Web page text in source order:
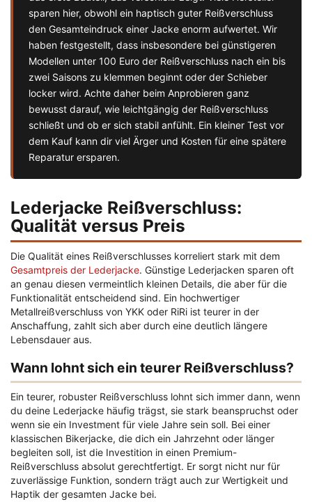
sparen hier, obwohl ein haptisch guter Reißverschluss
den Gesamteindruck einer Jacke enorm aufwertet. Wir
haben festgestellt, dass insbesondere bei günstigeren
Modellen unter 100 Euro der Reißverschluss nach ein bis
zwei Saisons zu klemmen beginnt oder der Schieber
locker wird. Achte daher beim Anprobieren ganz
bewusst darauf, wie leichtgängig der Reißverschluss
schließt und ob er sich stabil anfühlt. Ein kleiner Test vor
dem Kauf kann dir viel Ärger und Kosten für eine spätere
Reparatur ersparen.
Lederjacke Reißverschluss:
Qualität versus Preis
Die Qualität eines Reißverschlusses korreliert stark mit dem
Gesamtpreis der Lederjacke. Günstige Lederjacken sparen oft
an genau diesen vermeintlich kleinen Details, die aber für die
Funktionalität entscheidend sind. Ein hochwertiger
Metallreißverschluss von YKK oder RiRi ist teurer in der
Anschaffung, zahlt sich aber durch eine deutlich längere
Lebensdauer aus.
Wann lohnt sich ein teurer Reißverschluss?
Ein teurer, robuster Reißverschluss lohnt sich immer dann, wenn
du deine Lederjacke häufig trägst, sie stark beanspruchst oder
wenn sie ein Investment für viele Jahre sein soll. Bei einer
klassischen Bikerjacke, die dich ein Jahrzehnt oder länger
begleiten soll, ist die Investition in einen Premium-
Reißverschluss absolut gerechtfertigt. Er sorgt nicht nur für
zuverlässige Funktion, sondern trägt auch zur Wertigkeit und
Haptik der gesamten Jacke bei.